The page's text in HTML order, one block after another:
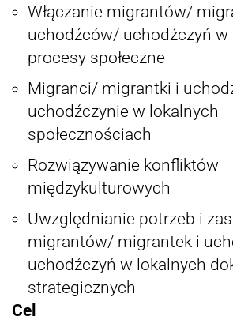
Włączanie migrantów/
uchodźców/ uchodźczyń w
procesy społeczne
Migranci/ migrantki i
uchodźczynie w lokalnych
społecznościach
Rozwiązywanie konfliktów
międzykulturowych
Uwzględnianie potrzeb i
migrantów/ migrantek i
uchodźczyń w lokalnych
strategicznych
Cel